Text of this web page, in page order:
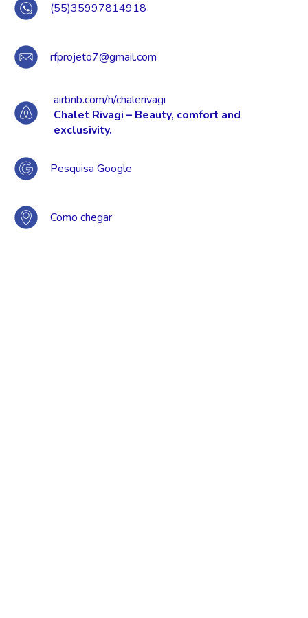
(55)35997814918
rfprojeto7@gmail.com
airbnb.com/h/chalerivagi
Chalet Rivagi – Beauty, comfort and
exclusivity.
Pesquisa Google
Como chegar